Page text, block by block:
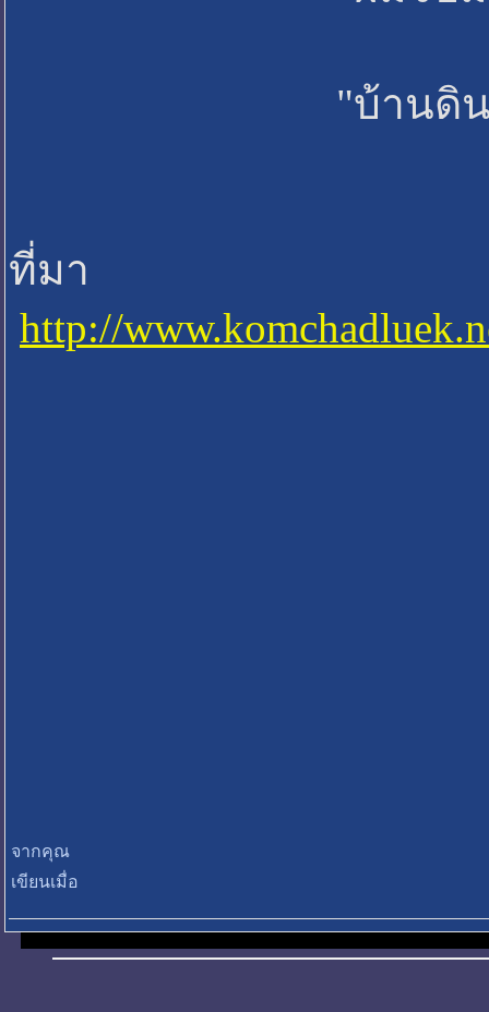
"บ้านดิน" นวัตกรรมฝีมื
ที่มา
http://
จากคุณ
เขียนเมื่อ